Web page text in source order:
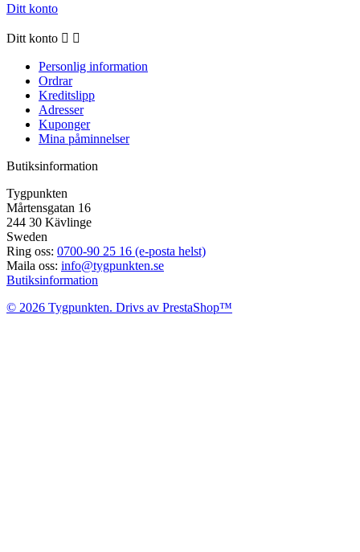
Ditt konto
Ditt konto  
Personlig information
Ordrar
Kreditslipp
Adresser
Kuponger
Mina påminnelser
Butiksinformation
Tygpunkten
Mårtensgatan 16
244 30 Kävlinge
Sweden
Ring oss: 0700-90 25 16 (e-posta helst)
Maila oss: info@tygpunkten.se
Butiksinformation
© 2026 Tygpunkten. Drivs av PrestaShop™